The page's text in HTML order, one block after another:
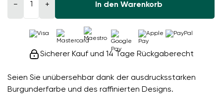
Seien Sie unübersehbar dank der ausdrucksstarken
Burgunderfarbe und des raffinierten Designs.
− + In den Warenkorb
Sicherer Kauf und 14 Tage Rückgaberecht